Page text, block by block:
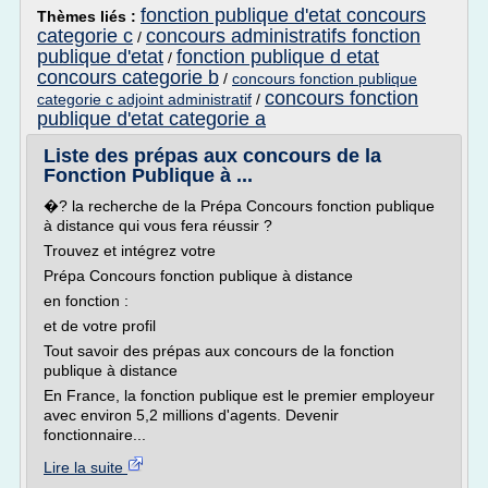
Thèmes liés : fonction publique d'etat concours
categorie c / concours administratifs fonction
publique d'etat / fonction publique d etat
concours categorie b / concours fonction publique
categorie c adjoint administratif / concours fonction
publique d'etat categorie a
Liste des prépas aux concours de la
Fonction Publique à ...
�? la recherche de la Prépa Concours fonction publique
à distance qui vous fera réussir ?
Trouvez et intégrez votre
Prépa Concours fonction publique à distance
en fonction :
et de votre profil
Tout savoir des prépas aux concours de la fonction
publique à distance
En France, la fonction publique est le premier employeur
avec environ 5,2 millions d'agents. Devenir
fonctionnaire...
Lire la suite